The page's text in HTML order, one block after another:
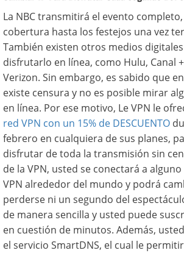
La NBC transmitirá el evento
cobertura hasta los festejos una vez
También existen otros medios
disfrutarlo en línea, como Hulu, Canal
Verizon. Sin embargo, es sabido que
existe censura y no es posible mirar
en línea. Por ese motivo, Le VPN le
red VPN con un 15% de DESCUENTO
febrero en cualquiera de sus planes,
disfrutar de toda la transmisión sin
de la VPN, usted se conectará a
VPN alrededor del mundo y podrá
perderse ni un segundo del
de manera sencilla y usted puede
en cuestión de minutos. Además,
el servicio SmartDNS, el cual le